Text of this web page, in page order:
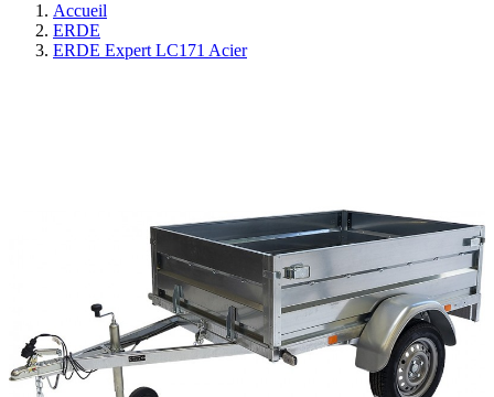
Accueil
ERDE
ERDE Expert LC171 Acier